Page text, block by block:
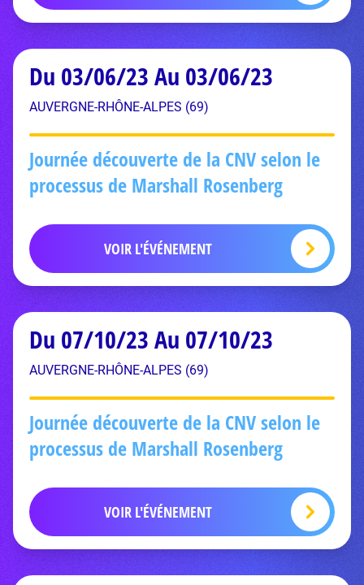
Du 03/06/23 Au 03/06/23
AUVERGNE-RHÔNE-ALPES (69)
Journée découverte de la CNV selon le
processus de Marshall Rosenberg
VOIR L'ÉVÉNEMENT
Du 07/10/23 Au 07/10/23
AUVERGNE-RHÔNE-ALPES (69)
Journée découverte de la CNV selon le
processus de Marshall Rosenberg
VOIR L'ÉVÉNEMENT